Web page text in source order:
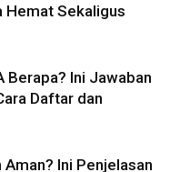
Hemat Sekaligus
Berapa? Ini Jawaban
Daftar dan
Aman? Ini Penjelasan